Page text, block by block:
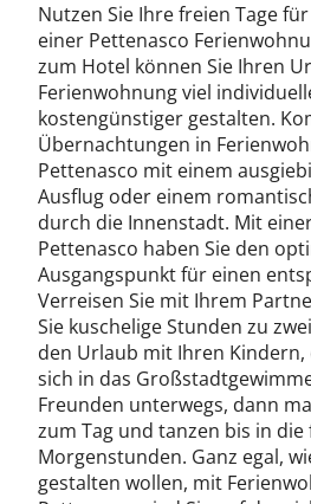
Nutzen Sie Ihre freien Tage
einer Pettenasco
zum Hotel können Sie Ihren
Ferienwohnung viel
kostengünstiger gestalten.
Übernachtungen in
Pettenasco mit einem
Ausflug oder einem
durch die Innenstadt. Mit
Pettenasco haben Sie den
Ausgangspunkt für einen
Verreisen Sie mit Ihrem
Sie kuschelige Stunden zu
den Urlaub mit Ihren Kindern,
sich in das
Freunden unterwegs, dann
zum Tag und tanzen bis in die
Morgenstunden. Ganz egal,
gestalten wollen, mit